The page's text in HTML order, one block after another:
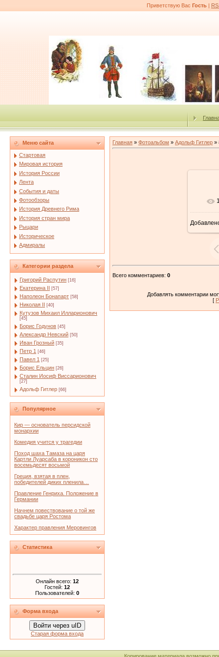
Приветствую Вас Гость |
Меню сайта
Стартовая
Мировая история
История России
Лента
События и даты
Фотообзоры
История Древнего Рима
История стран мира
Рыцари
Историческое
Адмиралы
Категории раздела
Григорий Распутин [16]
Екатерина II [57]
Наполеон Бонапарт [58]
Николая II [40]
Кутузов Михаил Илларионович
[45]
Борис Годунов [45]
Александр Невский [50]
Иван Грозный [35]
Петр 1 [46]
Павел 1 [25]
Борис Ельцин [26]
Сталин Иосиф Виссарионович
[27]
Адольф Гитлер [66]
Популярное
Кир — основатель персидской
монархии
Комедия учится у трагедии
Поход шаха Тамаза на царя
Картли Луарсаба в короникон сто
восемьдесят восьмой
Греция, взятая в плен,
победителей диких пленила…
Правление Генриха. Положение в
Германии
Начнем повествование о той же
свадьбе царя Ростома
Характер правления Меровингов
Статистика
Онлайн всего: 12
Гостей: 12
Пользователей: 0
Форма входа
Войти через uID
Старая форма входа
Главная » Фотоальбом » Адольф Гитлер »
Всего комментариев: 0
Добавлять комментарии
[